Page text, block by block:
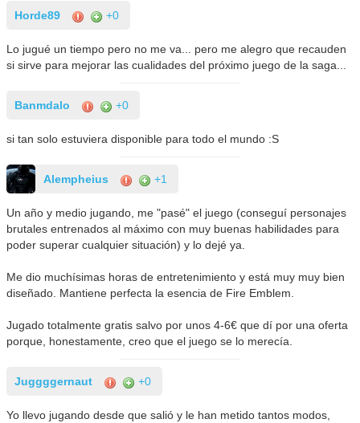
Horde89 +0
Lo jugué un tiempo pero no me va... pero me alegro que recauden
si sirve para mejorar las cualidades del próximo juego de la saga...
Banmdalo +0
si tan solo estuviera disponible para todo el mundo :S
Alempheius +1
Un año y medio jugando, me "pasé" el juego (conseguí personajes
brutales entrenados al máximo con muy buenas habilidades para
poder superar cualquier situación) y lo dejé ya.
Me dio muchísimas horas de entretenimiento y está muy muy bien
diseñado. Mantiene perfecta la esencia de Fire Emblem.
Jugado totalmente gratis salvo por unos 4-6€ que dí por una oferta
porque, honestamente, creo que el juego se lo merecía.
Juggggernaut +0
Yo llevo jugando desde que salió y le han metido tantos modos,